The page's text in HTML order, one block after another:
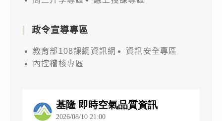
政令宣導專區
教育部108課綱資訊網
資訊安全專區
內控稽核專區